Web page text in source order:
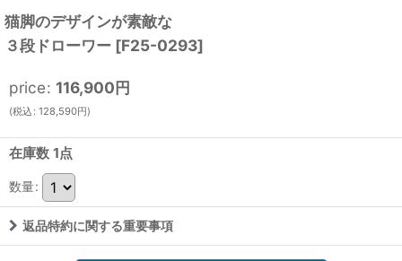
猫脚のデザインが素敵な
３段ドローワー [F25-0293]
price: 116,900円
(税込 : 128,590円)
在庫数 1点
数量:
返品特約に関する重要事項